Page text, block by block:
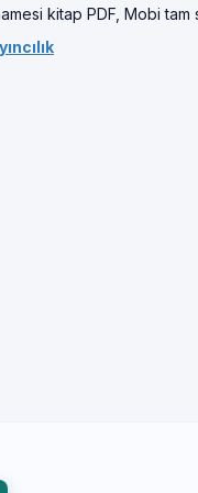
kitap PDF, Mobi tam